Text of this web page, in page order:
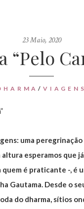
23 Maio, 2020
“Pelo
/ VIAGENS
uma
esperamos que
é praticante -, é
Gautama. Desde o
do dharma, sítios